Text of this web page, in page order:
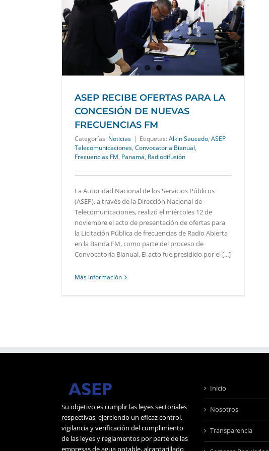
ASEP RECIBE OFERTAS PARA LA
CONCESIÓN DE NUEVAS
FRECUENCIAS FM
Categorías: Noticias | Etiquetas: Alkin Saucedo, ASEP
Telecomunicaciones, Convocatoria Bianual,
Frecuencias FM, Panamá, Radiodifusión
La Autoridad Nacional de los Servicios Públicos
(ASEP), a través de la Dirección Nacional de
Telecomunicaciones, realizó el miércoles 12 de
noviembre el acto de presentación de ofertas para
la Licitación Pública de frecuencias de Radio Abierta
en la Banda FM, como parte del proceso de
Convocatoria Bianual. El acto fue presidido por el [...]
Más información
Su objetivo es cumplir las leyes sectoriales
respectivas, ejerciendo un eficaz control,
vigilancia y verificación del cumplimiento
de las leyes y reglamentos por parte de las
empresas de agua potable, alcantarillado
Inicio
Nosotros
Transparencia